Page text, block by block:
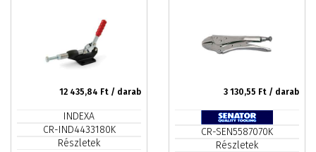
12 435,84 Ft / darab
INDEXA
CR-IND4433180K
Részletek
3 130,55 Ft / darab
CR-SEN5587070K
Részletek